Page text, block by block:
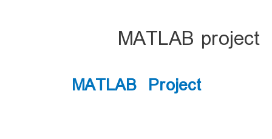
MATLAB project
MATLAB Project